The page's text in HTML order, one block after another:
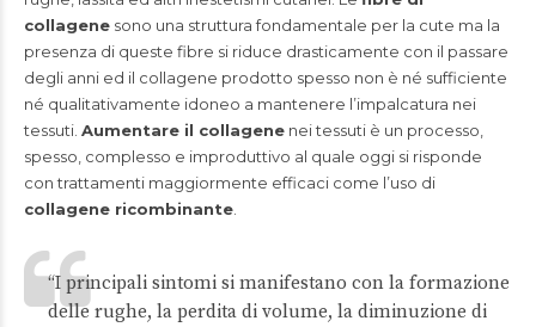
collagene sono una struttura fondamentale per la cute ma la
presenza di queste fibre si riduce drasticamente con il passare
degli anni ed il collagene prodotto spesso non è né sufficiente
né qualitativamente idoneo a mantenere l’impalcatura nei
tessuti. Aumentare il collagene nei tessuti è un processo,
spesso, complesso e improduttivo al quale oggi si risponde
con trattamenti maggiormente efficaci come l’uso di
collagene ricombinante
“I principali sintomi si manifestano con la formazione
delle rughe, la perdita di volume, la diminuzione di